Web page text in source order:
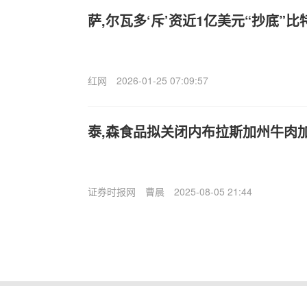
萨,尔瓦多‘斥’资近1亿美元“抄底”比
红网 2026-01-25 07:09:57
泰,森食品拟关闭内布拉斯加州牛肉
证券时报网 曹晨 2025-08-05 21:44